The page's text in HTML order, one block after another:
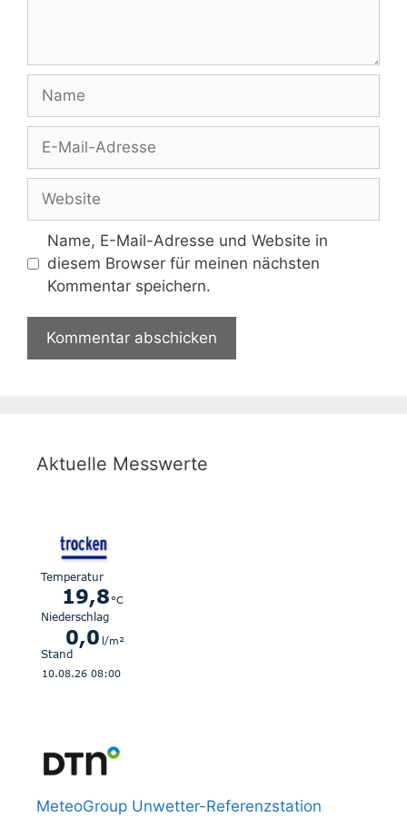
Name
Adresse
Website
Name, E-Mail-Adresse und Website in
diesem Browser für meinen nächsten
Kommentar speichern.
Aktuelle Messwerte
MeteoGroup Unwetter-Referenzstation